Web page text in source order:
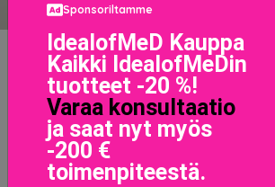
Happy Holly Alice lounge top Grey
17.5 EUR
LISÄTIETOJA
Sponsoriltamme
IdealofMeD Kauppa
Kaikki IdealofMeDin
tuotteet -20 %!
Varaa konsultaatio
ja saat nyt myös
-200 €
toimenpiteestä.